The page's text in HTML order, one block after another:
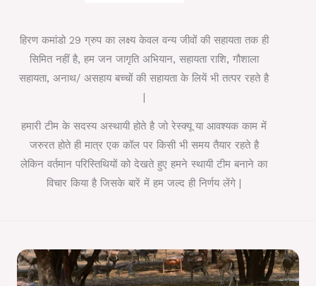
हिरण कमांडो 29 ग्रुप का लक्ष्य केवल वन्य जीवों की सहायता तक ही
सिमित नहीं है, हम जन जागृति अभियान, सहायता राशि, गौशाला
सहायता, अनाथ/ असहाय बच्चों की सहायता के लियें भी तत्पर रहते है
|
हमारी टीम के सदस्य अस्थायी होते है जो रेस्क्यू या आवश्यक काम में
जरुरत होते ही मात्र एक कॉल पर किसी भी समय तैयार रहते है
लेकिन वर्तमान परिस्तिथियों को देखते हुए हमने स्थायी टीम बनाने का
विचार किया है जिसके बारें में हम जल्द ही निर्णय लेंगे |